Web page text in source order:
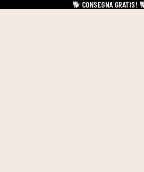
🐕 CONSEGNA GRATIS!